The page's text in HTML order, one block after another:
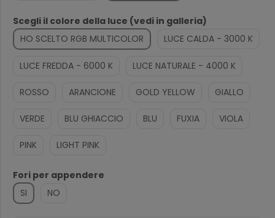
Scegli il colore della luce (vedi in galleria)
HO SCELTO RGB MULTICOLOR
LUCE CALDA - 3000 K
LUCE FREDDA - 6000 K LUCE NATURALE - 4000 K
ROSSO ARANCIONE GOLD YELLOW GIALLO
VERDE BLU GHIACCIO BLU FUXIA VIOLA
PINK LIGHT PINK
Fori per appendere
SI
NO